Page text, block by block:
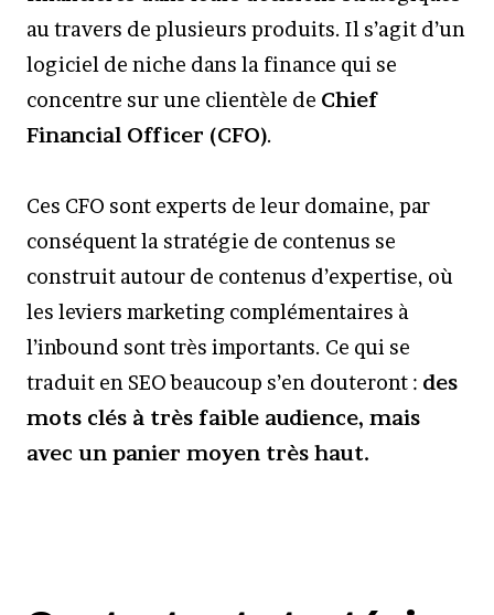
au travers de plusieurs produits. Il s’agit d’un
logiciel de niche dans la finance qui se
concentre sur une clientèle de Chief
Financial Officer (CFO).
Ces CFO sont experts de leur domaine, par
conséquent la stratégie de contenus se
construit autour de contenus d’expertise, où
les leviers marketing complémentaires à
l’inbound sont très importants. Ce qui se
traduit en SEO beaucoup s’en douteront : des
mots clés à très faible audience, mais
avec un panier moyen très haut.